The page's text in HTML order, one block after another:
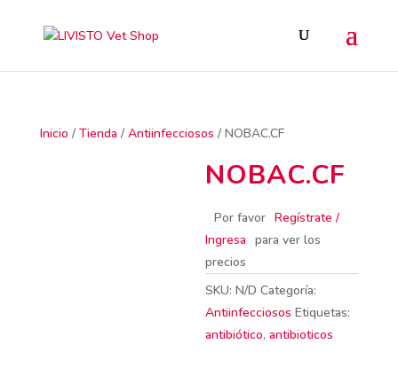
Inicio / Tienda / Antiinfecciosos / NOBAC.CF
NOBAC.CF
Por favor Regístrate /
Ingresa para ver los
precios
SKU:N/D Categoría:
Antiinfecciosos Etiquetas:
antibiótico,antibioticos